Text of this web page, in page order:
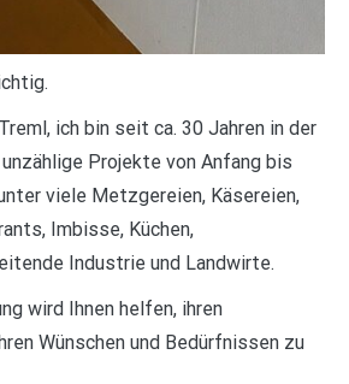
ich bin seit ca. 30 Jahren in der
Projekte von Anfang bis
viele Metzgereien, Käsereien,
Imbisse, Küchen,
Industrie und Landwirte.
wird Ihnen helfen, ihren
Wünschen und Bedürfnissen zu